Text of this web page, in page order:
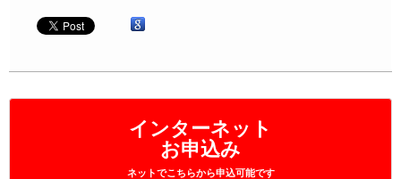
インターネット
お申込み
ネットでこちらから申込可能です